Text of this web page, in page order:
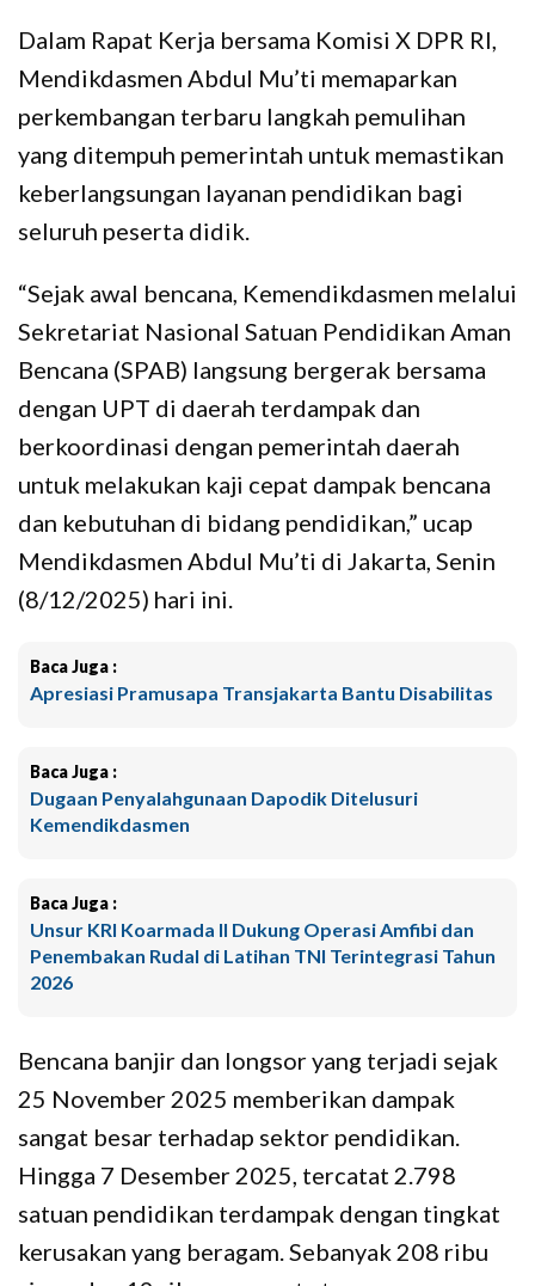
Dalam Rapat Kerja bersama Komisi X DPR RI,
Mendikdasmen Abdul Mu’ti memaparkan
perkembangan terbaru langkah pemulihan
yang ditempuh pemerintah untuk memastikan
keberlangsungan layanan pendidikan bagi
seluruh peserta didik.
“Sejak awal bencana, Kemendikdasmen melalui
Sekretariat Nasional Satuan Pendidikan Aman
Bencana (SPAB) langsung bergerak bersama
dengan UPT di daerah terdampak dan
berkoordinasi dengan pemerintah daerah
untuk melakukan kaji cepat dampak bencana
dan kebutuhan di bidang pendidikan,” ucap
Mendikdasmen Abdul Mu’ti di Jakarta, Senin
(8/12/2025) hari ini.
Baca Juga :
Apresiasi Pramusapa Transjakarta Bantu Disabilitas
Baca Juga :
Dugaan Penyalahgunaan Dapodik Ditelusuri
Kemendikdasmen
Baca Juga :
Unsur KRI Koarmada II Dukung Operasi Amfibi dan
Penembakan Rudal di Latihan TNI Terintegrasi Tahun
2026
Bencana banjir dan longsor yang terjadi sejak
25 November 2025 memberikan dampak
sangat besar terhadap sektor pendidikan.
Hingga 7 Desember 2025, tercatat 2.798
satuan pendidikan terdampak dengan tingkat
kerusakan yang beragam. Sebanyak 208 ribu